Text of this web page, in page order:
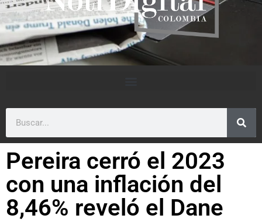
Pereira cerró el 2023
con una inflación del
8,46% reveló el Dane